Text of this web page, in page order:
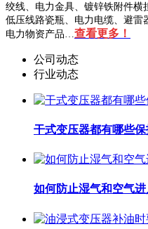
绞线、电力金具、镀锌铁附件横
低压线路瓷瓶、电力电缆、避雷
电力物资产品… 查看更多！
公司动态
行业动态
干式变压器都有哪些
如何防止湿气和空气